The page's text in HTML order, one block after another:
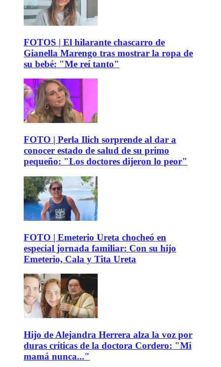
FOTOS | El hilarante chascarro de
Gianella Marengo tras mostrar la ropa de
su bebé: "Me reí tanto"
FOTO | Perla Ilich sorprende al dar a
conocer estado de salud de su primo
pequeño: "Los doctores dijeron lo peor"
FOTO | Emeterio Ureta chocheó en
especial jornada familiar: Con su hijo
Emeterio, Cala y Tita Ureta
Hijo de Alejandra Herrera alza la voz por
duras críticas de la doctora Cordero: "Mi
mamá nunca..."